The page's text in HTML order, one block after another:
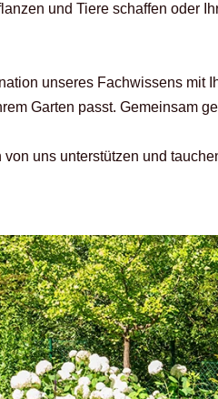
und Tiere schaffen oder
unseres Fachwissens mit
Garten passt. Gemeinsam
von uns unterstützen und